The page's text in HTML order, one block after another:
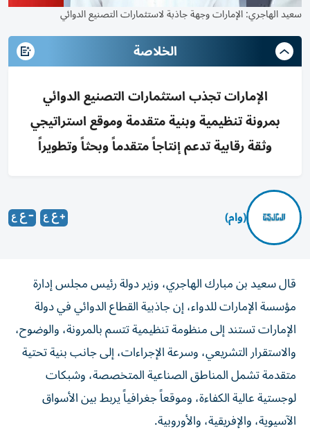
سعيد الهاجري: الإمارات وجهة جاذبة لاستثمارات التصنيع الدوائي
الخلاصة
الإمارات تجذب استثمارات التصنيع الدوائي
بمرونة تنظيمية وبنية متقدمة وموقع استراتيجي
وثقة رقابية تدعم إنتاجاً متقدماً وبحثاً وتطويراً
(وام)
قال سعيد بن مبارك الهاجري، وزير دولة رئيس مجلس إدارة
مؤسسة الإمارات للدواء، إن جاذبية القطاع الدوائي في دولة
الإمارات تستند إلى منظومة تنظيمية تتسم بالمرونة، والوضوح،
والاستقرار التشريعي، وسرعة الإجراءات، إلى جانب بنية تحتية
متقدمة تشمل المناطق الصناعية المتخصصة، وشبكات
لوجستية عالية الكفاءة، وموقعاً جغرافياً يربط بين الأسواق
الآسيوية، والإفريقية، والأوروبية.